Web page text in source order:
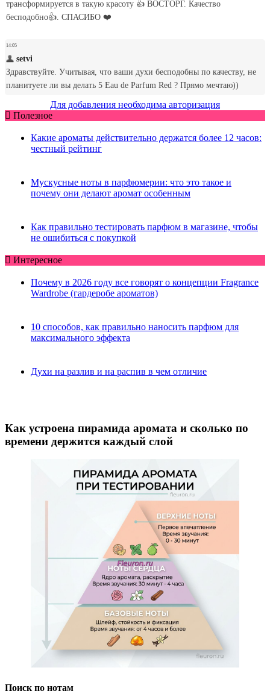
Для добавления необходима авторизация
Полезное
Какие ароматы действительно держатся более 12 часов:
честный рейтинг
Мускусные ноты в парфюмерии: что это такое и
почему они делают аромат особенным
Как правильно тестировать парфюм в магазине, чтобы
не ошибиться с покупкой
Интересное
Почему в 2026 году все говорят о концепции Fragrance
Wardrobe (гардеробе ароматов)
10 способов, как правильно наносить парфюм для
максимального эффекта
Духи на разлив и на распив в чем отличие
Как устроена пирамида аромата и сколько по
времени держится каждый слой
Поиск по нотам